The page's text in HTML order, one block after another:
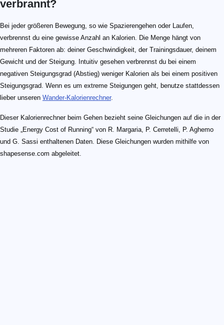
verbrannt?
Bei jeder größeren Bewegung, so wie Spazierengehen oder Laufen,
verbrennst du eine gewisse Anzahl an Kalorien. Die Menge hängt von
mehreren Faktoren ab: deiner Geschwindigkeit, der Trainingsdauer, deinem
Gewicht und der Steigung. Intuitiv gesehen verbrennst du bei einem
negativen Steigungsgrad (Abstieg) weniger Kalorien als bei einem positiven
Steigungsgrad. Wenn es um extreme Steigungen geht, benutze stattdessen
lieber unseren Wander-Kalorienrechner.
Dieser Kalorienrechner beim Gehen bezieht seine Gleichungen auf die in der
Studie „Energy Cost of Running“ von R. Margaria, P. Cerretelli, P. Aghemo
und G. Sassi enthaltenen Daten. Diese Gleichungen wurden mithilfe von
shapesense.com abgeleitet.